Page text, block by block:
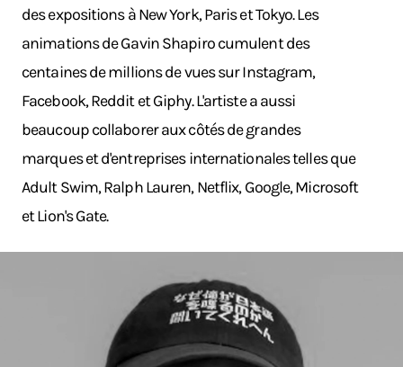
des expositions à New York, Paris et Tokyo. Les
animations de Gavin Shapiro cumulent des
centaines de millions de vues sur Instagram,
Facebook, Reddit et Giphy. L'artiste a aussi
beaucoup collaborer aux côtés de grandes
marques et d'entreprises internationales telles que
Adult Swim, Ralph Lauren, Netflix, Google, Microsoft
et Lion's Gate.